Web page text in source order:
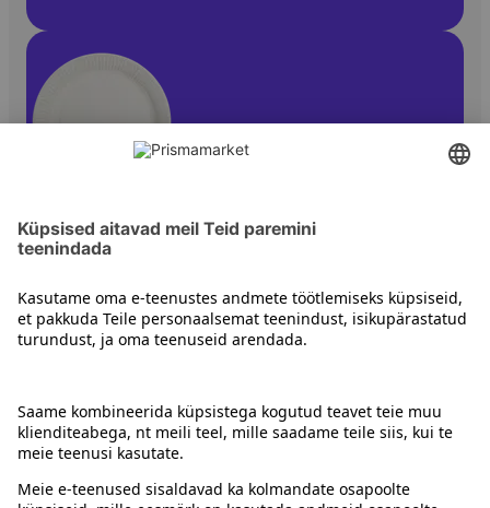
Ühekordsed taldrikud
Juhised